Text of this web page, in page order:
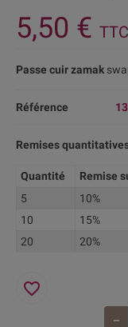
5,50 € TTC
Passe cuir zamak
Référence
Remises
Quantité Remise
5
10%
10
15%
20
20%
favorite_border